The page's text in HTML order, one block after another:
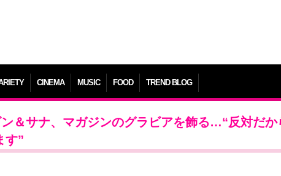
CINEMA MUSIC FOOD TREND BLOG
＆サナ、マガジンのグラビアを飾る…“反対だか
す”